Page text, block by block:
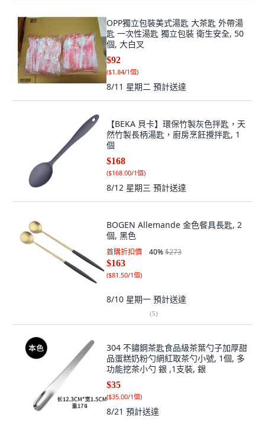
OPP獨立包裝美式湯匙 大茶匙 外帶湯
匙 一次性湯匙 獨立包裝 衛生安全, 50
個, 大白叉
$92
($1.84/1個)
8/11 星期二 預計送達
【BEKA 貝卡】環保竹製灰色拌匙，天
然竹製長柄湯匙，廚房烹飪攪拌匙, 1
個
$168
($168.00/1個)
8/12 星期三 預計送達
BOGEN Allemande 金色餐具長匙, 2
個, 黑色
首購折扣價 40%$273
$163
($81.50/1個)
8/10 星期一 預計送達
(5)
304 不鏽鋼茶匙食品級茶葉勺子加厚甜
品蛋糕奶粉勺網紅取茶勺小號, 1個, 多
功能挖茶小勺 銀 ,1支裝, 銀
$35
($35.00/1個)
8/21 預計送達